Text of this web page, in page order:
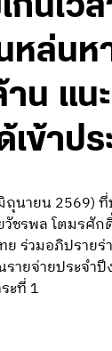
กินเว
หล่นห
น แนะ
เข้าปร
ถุนายน 2569)
วัชรพล โตมรศัก
ย ร่วมอภิปราย
ายจ่ายประจำ
ะที่ 1